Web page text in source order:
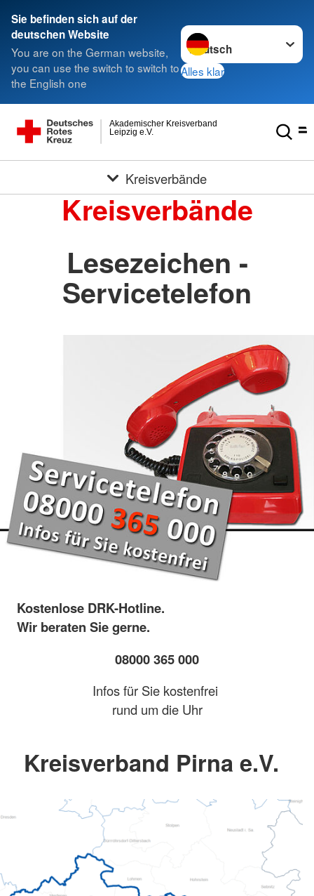
Sie befinden sich auf der
deutschen Website
You are on the German website,
you can use the switch to switch to
the English one
Sprache wechseln zu
Alles klar
Leipzig e.V.
Akademischer Kreisverband
Kreisverbände
Kreisverbände
Lesezeichen -
Servicetelefon
Kostenlose DRK-Hotline.
Wir beraten Sie gerne.
08000 365 000
Infos für Sie kostenfrei
rund um die Uhr
Kreisverband Pirna e.V.